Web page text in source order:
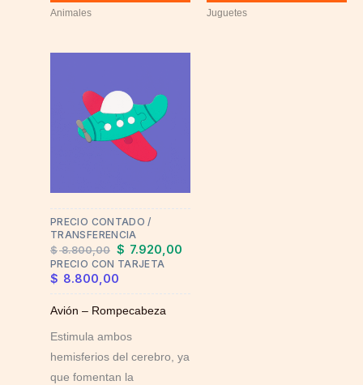
Animales Juguetes
PRECIO CONTADO /
TRANSFERENCIA
$8.800,00 $ 7.920,00
PRECIO CON TARJETA
$ 8.800,00
Avión – Rompecabeza
Estimula ambos
hemisferios del cerebro, ya
que fomentan la